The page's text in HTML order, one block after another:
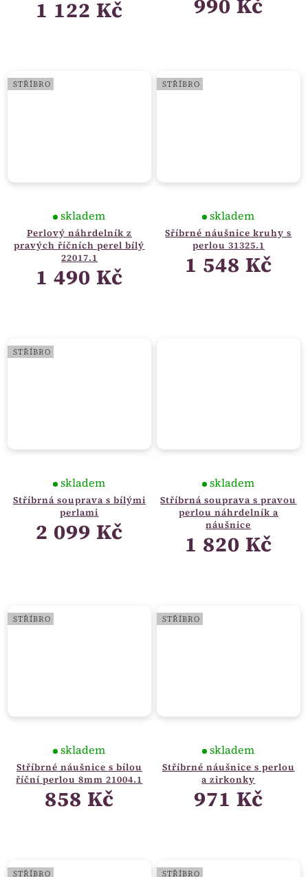
1 122 Kč 990 Kč
STŘÍBRO
Perlový náhrdelník z
pravých říčních perel bílý
22017.1
skladem
1 490 Kč
STŘÍBRO
Sříbrné náušnice kruhy s
perlou 31325.1
skladem
1 548 Kč
STŘÍBRO
Stříbrná souprava s bílými
perlami
skladem
2 099 Kč
Stříbrná souprava s pravou
perlou náhrdelník a
náušnice
skladem
1 820 Kč
STŘÍBRO
Stříbrné náušnice s bílou
říční perlou 8mm 21004.1
skladem
858 Kč
STŘÍBRO
Stříbrné náušnice s perlou
a zirkonky
skladem
971 Kč
STŘÍBRO STŘÍBRO